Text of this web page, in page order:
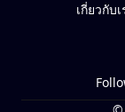
เกี่ยวกับเ